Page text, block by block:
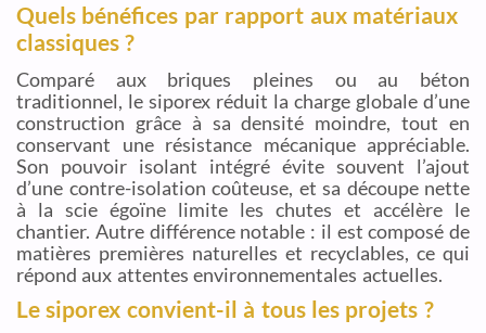
Quels bénéfices par rapport aux matériaux
classiques ?
Comparé aux briques pleines ou au béton
traditionnel, le siporex réduit la charge globale d’une
construction grâce à sa densité moindre, tout en
conservant une résistance mécanique appréciable.
Son pouvoir isolant intégré évite souvent l’ajout
d’une contre-isolation coûteuse, et sa découpe nette
à la scie égoïne limite les chutes et accélère le
chantier. Autre différence notable : il est composé de
matières premières naturelles et recyclables, ce qui
répond aux attentes environnementales actuelles.
Le siporex convient-il à tous les projets ?